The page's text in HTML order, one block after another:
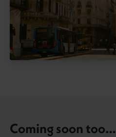
Coming soon too…